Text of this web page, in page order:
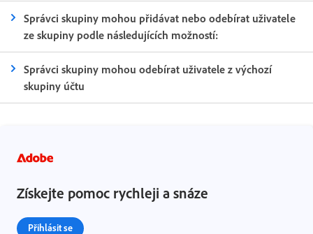
Správci skupiny mohou přidávat nebo odebírat uživatele
ze skupiny podle následujících možností:
Správci skupiny mohou odebírat uživatele z výchozí
skupiny účtu
Získejte pomoc rychleji a snáze
Přihlásit se